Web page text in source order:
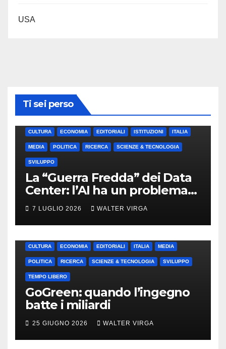
USA
Ti sei perso
CULTURA ECONOMIA EDITORIALI ISTITUZIONI ITALIA
MEDIA POLITICA RICERCA SCIENZE & TECNOLOGIA
SVILUPPO
La “Guerra Fredda” dei Data
Center: l’AI ha un problema
di energia (e di idraulica)
7 LUGLIO 2026 WALTER VIRGA
CULTURA ECONOMIA EDITORIALI ITALIA MEDIA
POLITICA RICERCA SCIENZE & TECNOLOGIA SVILUPPO
TEMPO LIBERO
GoGreen: quando l’ingegno
batte i miliardi
25 GIUGNO 2026 WALTER VIRGA